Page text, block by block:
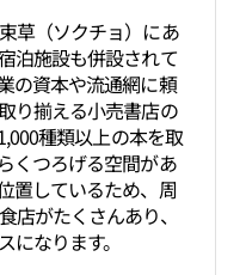
草（ソクチョ）にあ
泊施設も併設されて
の資本や流通網に頼
り揃える小売書店の
種類以上の本を取
くつろげる空間があ
置しているため、周
店がたくさんあり、
なります。